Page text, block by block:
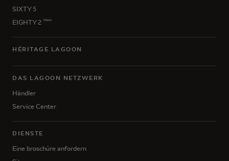
SIXTY 5
EIGHTY 2
New
HÉRITAGE LAGOON
DAS LAGOON NETZWERK
Händler
Service Center
DIENSTE
Eine broschüre anfordern